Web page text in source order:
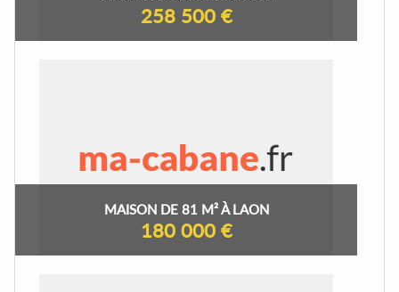
258 500 €
MAISON DE 81 M² À LAON
180 000 €